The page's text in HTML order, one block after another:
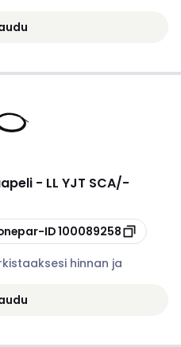
- LL YJT SCA/-
ID100089258
hinnan ja